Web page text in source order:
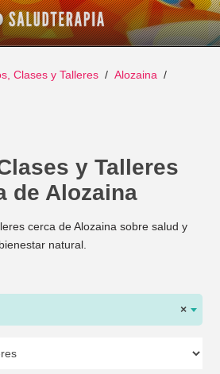
Clases y Talleres
Alozaina
y Talleres
de Alozaina
cerca de Alozaina sobre salud y
bienestar natural.
×